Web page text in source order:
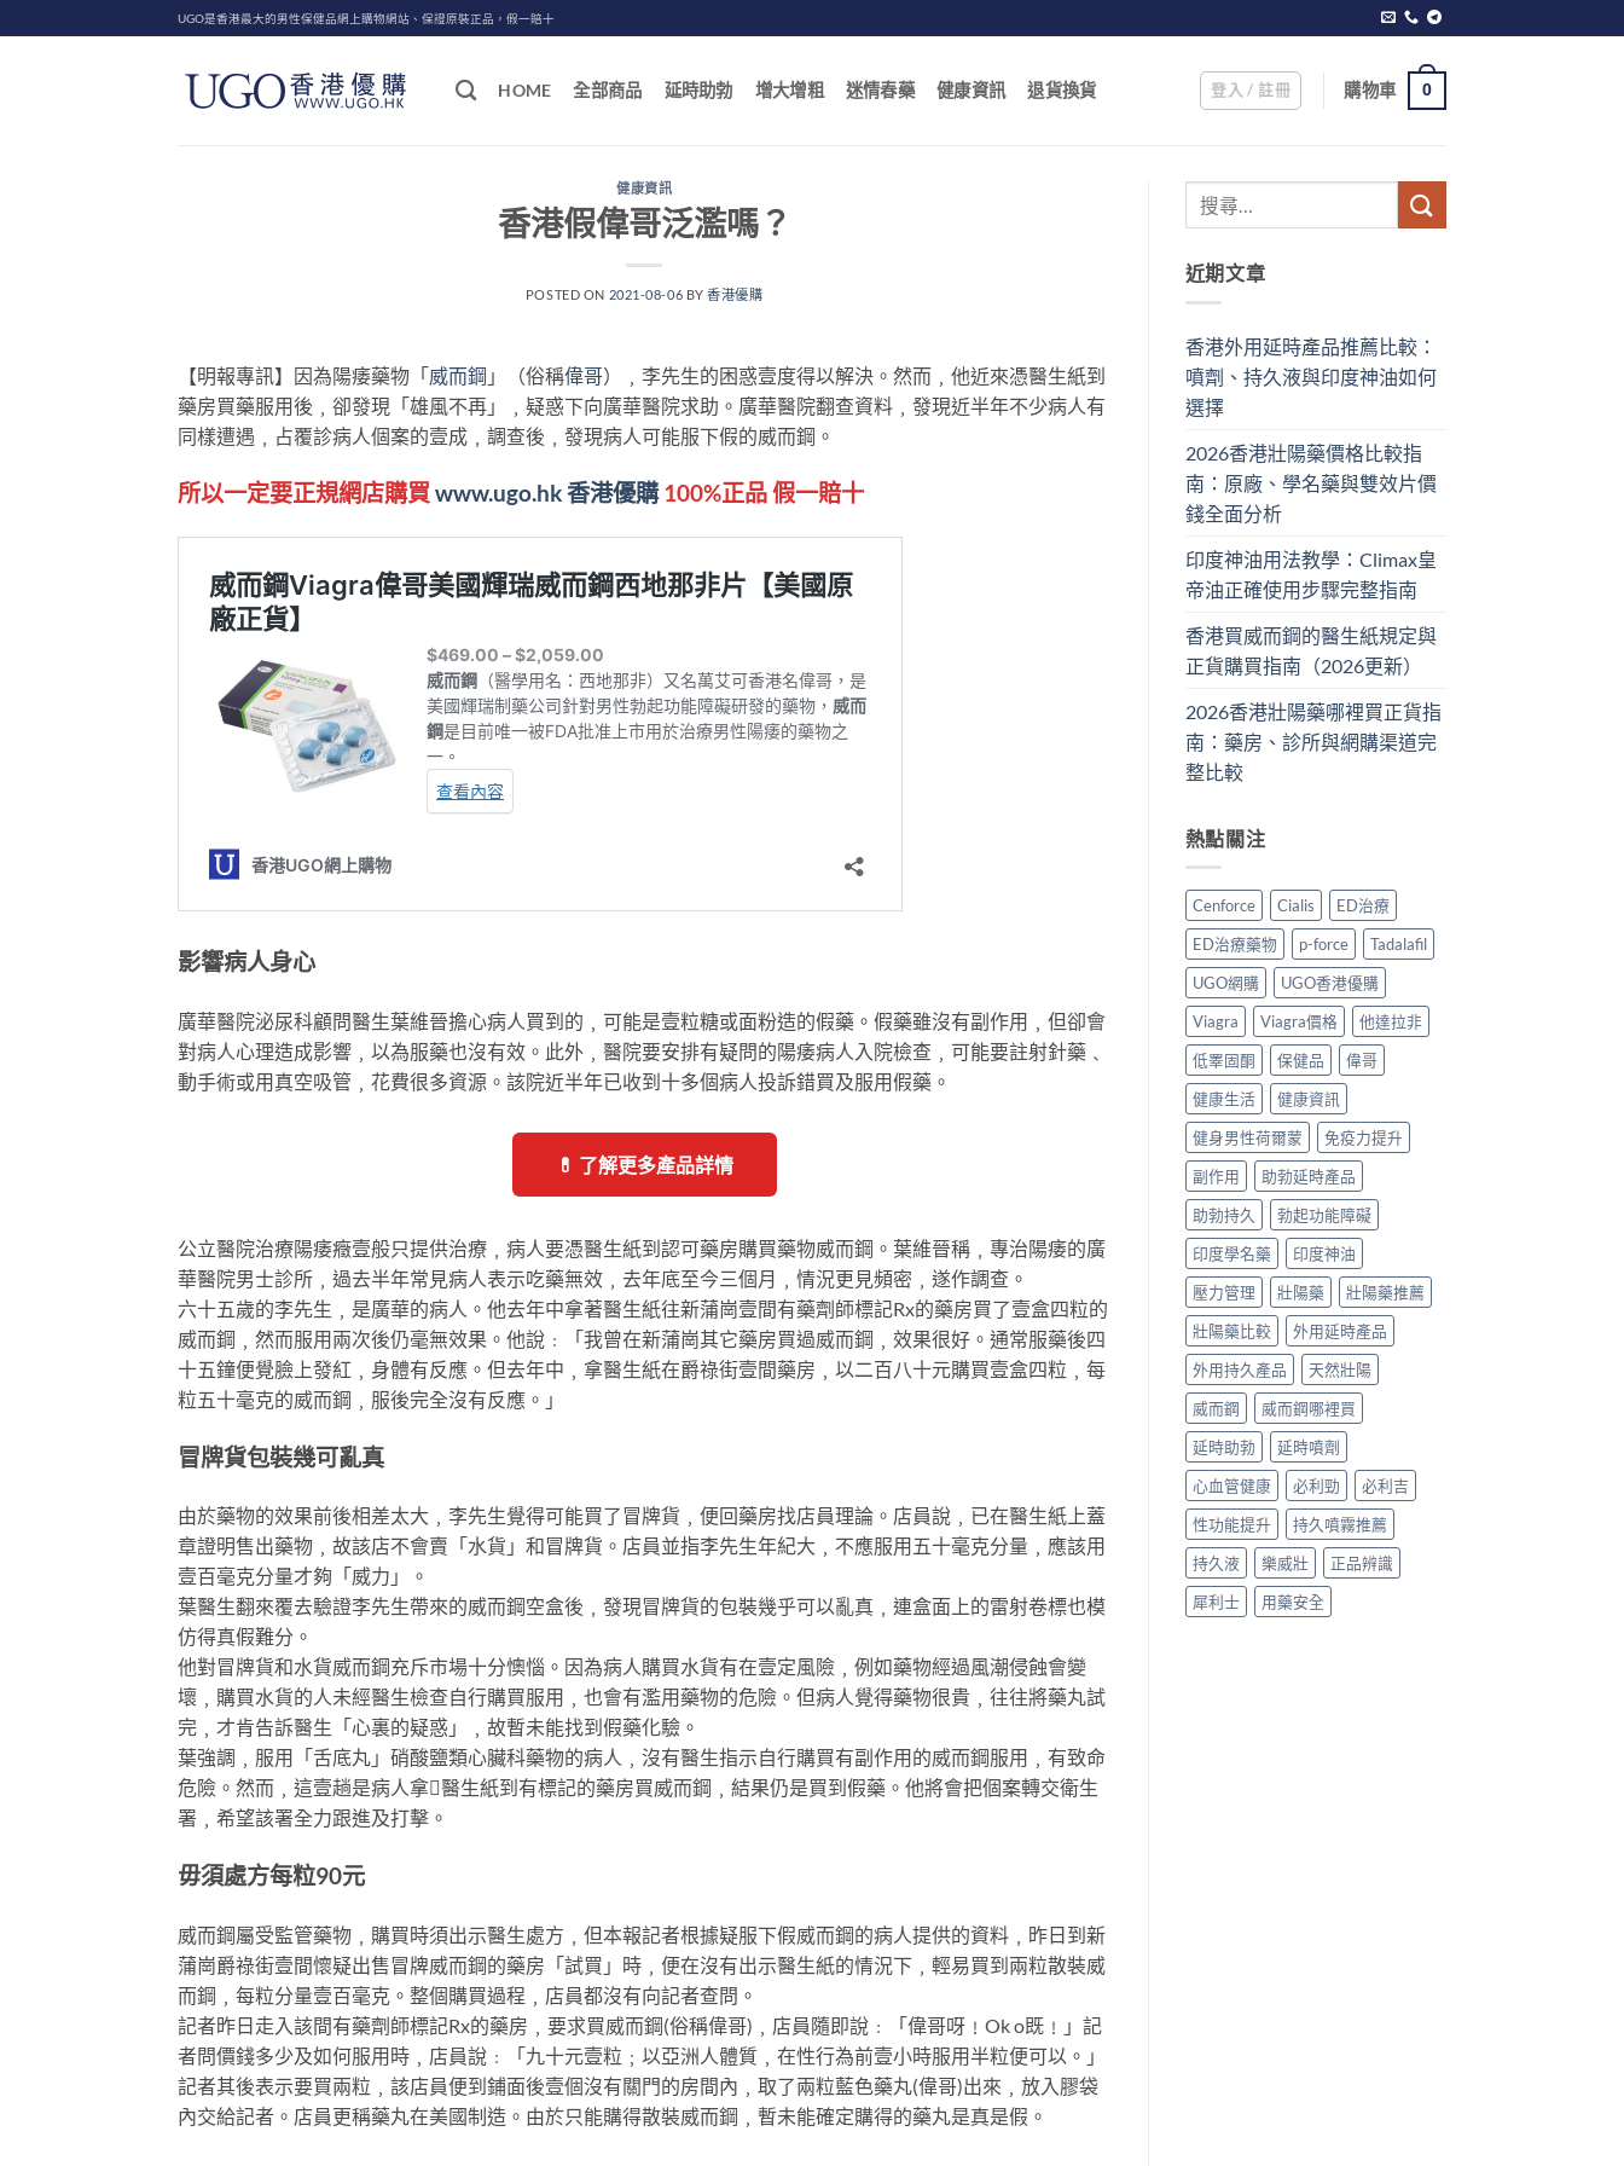
to
UGO是香港最大的男性保健品網上購物網站、保證原裝正品，假一賠十
HOME 全部商品 延時助勃 增大增粗 迷情春藥 健康資訊 退貨換貨 登入 / 註冊 購物車 0
健康資訊
香港假偉哥泛濫嗎？
POSTED ON 2021-08-06 BY香港優購
【明報專訊】因為陽痿藥物「威而鋼 」（俗稱偉哥）﹐李先生的困惑壹度得以解決。然而﹐他近來憑醫生紙到
藥房買藥服用後﹐卻發現「雄風不再」﹐疑惑下向廣華醫院求助。廣華醫院翻查資料﹐發現近半年不少病人有
同樣遭遇﹐占覆診病人個案的壹成﹐調查後﹐發現病人可能服下假的威而鋼。
所以一定要正規網店購買 www.ugo.hk香港優購100%正品 假一賠十
影響病人身心
廣華醫院泌尿科顧問醫生葉維晉擔心病人買到的﹐可能是壹粒糖或面粉造的假藥。假藥雖沒有副作用﹐但卻會
對病人心理造成影響﹐以為服藥也沒有效。此外﹐醫院要安排有疑問的陽痿病人入院檢查﹐可能要註射針藥﹑
動手術或用真空吸管﹐花費很多資源。該院近半年已收到十多個病人投訴錯買及服用假藥。
💊 了解更多產品詳情
公立醫院治療陽痿癥壹般只提供治療﹐病人要憑醫生紙到認可藥房購買藥物威而鋼。葉維晉稱﹐專治陽痿的廣
華醫院男士診所﹐過去半年常見病人表示吃藥無效﹐去年底至今三個月﹐情況更見頻密﹐遂作調查。
六十五歲的李先生﹐是廣華的病人。他去年中拿著醫生紙往新蒲崗壹間有藥劑師標記Rx的藥房買了壹盒四粒的
威而鋼﹐然而服用兩次後仍毫無效果。他說﹕「我曾在新蒲崗其它藥房買過威而鋼﹐效果很好。通常服藥後四
十五鐘便覺臉上發紅﹐身體有反應。但去年中﹐拿醫生紙在爵祿街壹間藥房﹐以二百八十元購買壹盒四粒﹐每
粒五十毫克的威而鋼﹐服後完全沒有反應。」
冒牌貨包裝幾可亂真
由於藥物的效果前後相差太大﹐李先生覺得可能買了冒牌貨﹐便回藥房找店員理論。店員說﹐已在醫生紙上蓋
章證明售出藥物﹐故該店不會賣「水貨」和冒牌貨。店員並指李先生年紀大﹐不應服用五十毫克分量﹐應該用
壹百毫克分量才夠「威力」。
葉醫生翻來覆去驗證李先生帶來的威而鋼空盒後﹐發現冒牌貨的包裝幾乎可以亂真﹐連盒面上的雷射卷標也模
仿得真假難分。
他對冒牌貨和水貨威而鋼充斥市場十分懊惱。因為病人購買水貨有在壹定風險﹐例如藥物經過風潮侵蝕會變
壞﹐購買水貨的人未經醫生檢查自行購買服用﹐也會有濫用藥物的危險。但病人覺得藥物很貴﹐往往將藥丸試
完﹐才肯告訴醫生「心裏的疑惑」﹐故暫未能找到假藥化驗。
葉強調﹐服用「舌底丸」硝酸鹽類心臟科藥物的病人﹐沒有醫生指示自行購買有副作用的威而鋼服用﹐有致命
危險。然而﹐這壹趟是病人拿醫生紙到有標記的藥房買威而鋼﹐結果仍是買到假藥。他將會把個案轉交衛生
署﹐希望該署全力跟進及打擊。
毋須處方每粒90元
威而鋼屬受監管藥物﹐購買時須出示醫生處方﹐但本報記者根據疑服下假威而鋼的病人提供的資料﹐昨日到新
蒲崗爵祿街壹間懷疑出售冒牌威而鋼的藥房「試買」時﹐便在沒有出示醫生紙的情況下﹐輕易買到兩粒散裝威
而鋼﹐每粒分量壹百毫克。整個購買過程﹐店員都沒有向記者查問。
記者昨日走入該間有藥劑師標記Rx的藥房﹐要求買威而鋼(俗稱偉哥)﹐店員隨即說﹕「偉哥呀﹗Ok o既﹗」記
者問價錢多少及如何服用時﹐店員說﹕「九十元壹粒﹔以亞洲人體質﹐在性行為前壹小時服用半粒便可以。」
記者其後表示要買兩粒﹐該店員便到鋪面後壹個沒有關門的房間內﹐取了兩粒藍色藥丸(偉哥)出來﹐放入膠袋
內交給記者。店員更稱藥丸在美國制造。由於只能購得散裝威而鋼﹐暫未能確定購得的藥丸是真是假。
近期文章
香港外用延時產品推薦比較：
噴劑、持久液與印度神油如何
選擇
2026香港壯陽藥價格比較指
南：原廠、學名藥與雙效片價
錢全面分析
印度神油用法教學：Climax皇
帝油正確使用步驟完整指南
香港買威而鋼的醫生紙規定與
正貨購買指南（2026更新）
2026香港壯陽藥哪裡買正貨指
南：藥房、診所與網購渠道完
整比較
熱點關注
Cenforce Cialis
ED治療
ED治療藥物
p-force
Tadalafil
UGO網購
UGO香港優購
Viagra
Viagra價格
他達拉非
低睪固酮
保健品
偉哥
健康生活
健康資訊
健身男性荷爾蒙
免疫力提升
副作用
助勃延時產品
助勃持久
勃起功能障礙
印度學名藥
印度神油
壓力管理
壯陽藥
壯陽藥推薦
壯陽藥比較
外用延時產品
外用持久產品
天然壯陽
威而鋼
威而鋼哪裡買
延時助勃
延時噴劑
心血管健康
必利勁
必利吉
性功能提升
持久噴霧推薦
持久液
樂威壯
正品辨識
犀利士
用藥安全